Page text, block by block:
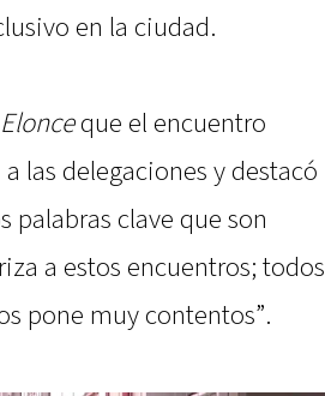
en la ciudad.
Elonceque el encuentro
las delegaciones y destacó
palabras clave que son
a estos encuentros; todos
pone muy contentos”.